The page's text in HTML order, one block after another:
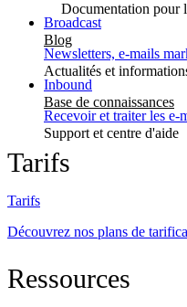
Documentation pour
Blog
Actualités et
Base de connaissances
Support et centre d'aide
Broadcast
Newsletters, e-mails
Inbound
Recevoir et traiter les e-
Tarifs
Tarifs
Découvrez nos plans de
Ressources